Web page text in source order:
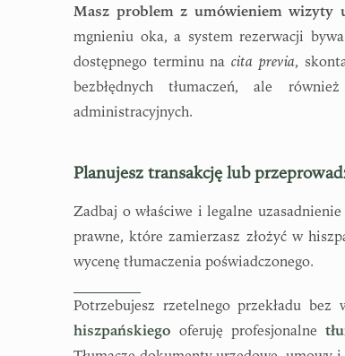
Masz problem z umówieniem wizyty
mgnieniu oka, a system rezerwacji
dostępnego terminu nacita previa,
bezbłędnych tłumaczeń, ale
administracyjnych.
Planujesz transakcję lub
Zadbaj o właściwe i legalne
prawne, które zamierzasz złożyć w
wycenę tłumaczenia poświadczonego.
Potrzebujesz rzetelnego przekładu
hiszpańskiego oferuję profesjonalne